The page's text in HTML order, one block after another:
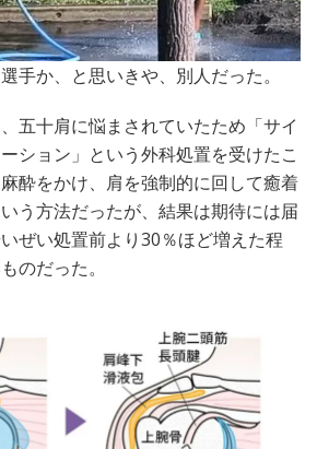
手か、と思いきや、別人だった。
五十肩に悩まされていたため「サイ
ション」という外科処置を受けたこ
酔をかけ、肩を強制的に回して癒着
う方法だったが、結果は期待には届
ぜい処置前より30％ほど増えた程
のだった。